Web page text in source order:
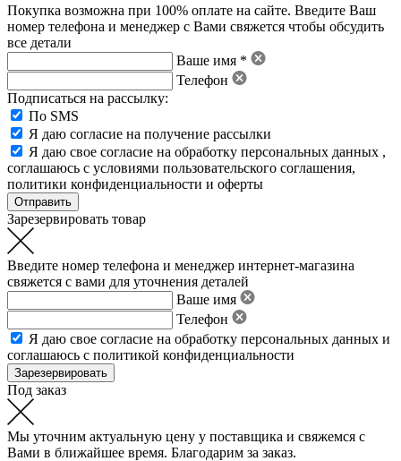
Покупка возможна при 100% оплате на сайте. Введите Ваш
номер телефона и менеджер с Вами свяжется чтобы обсудить
все детали
Ваше имя *
Телефон
Подписаться на рассылку:
По SMS
Я даю согласие на получение рассылки
Я даю свое согласие на обработку персональных данных ,
соглашаюсь с условиями пользовательского соглашения,
политики конфиденциальности и оферты
Зарезервировать товар
Введите номер телефона и менеджер интернет-магазина
свяжется с вами для уточнения деталей
Ваше имя
Телефон
Я даю свое согласие на обработку персональных данных и
соглашаюсь с политикой конфиденциальности
Под заказ
Мы уточним актуальную цену у поставщика и свяжемся с
Вами в ближайшее время. Благодарим за заказ.